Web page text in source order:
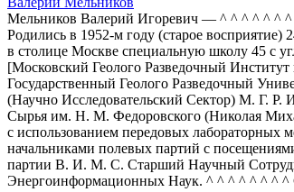
Мельников Валерий Игоревич — ^ ^ ^
Родились в 1952-м году (старое восприятие)
в столице Москве специальную школу 45 с
[Московский Геолого Разведочный
Государственный Геолого Разведочный
(Научно Исследовательский Сектор) М. Г.
Сырья им. Н. М. Федоровского (Николая
с использованием передовых лабораторных
начальниками полевых партий с
партии В. И. М. С. Старший Научный
Энергоинформационных Наук. ^ ^ ^ ^ ^ ^